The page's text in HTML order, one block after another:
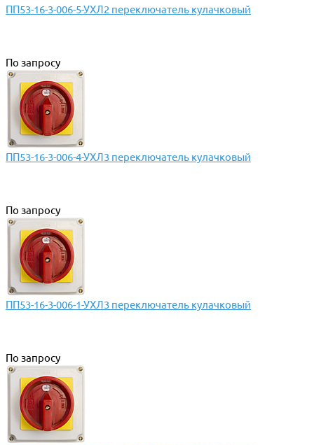
ПП53-16-3-006-5-УХЛ2 переключатель кулачковый
По запросу
ПП53-16-3-006-4-УХЛ3 переключатель кулачковый
По запросу
ПП53-16-3-006-1-УХЛ3 переключатель кулачковый
По запросу